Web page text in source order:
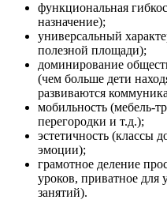
функциональная
назначение);
универсальный
полезной площади);
доминирование
(чем больше дети
развиваются
мобильность (мебель-
перегородки и т.д.);
эстетичность (классы
эмоции);
грамотное деление
уроков, приватное
занятий).